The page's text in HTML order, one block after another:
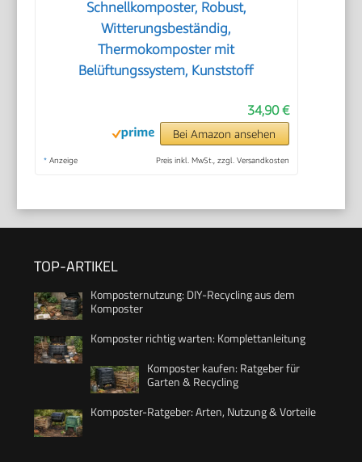
Schnellkomposter, Robust,
Witterungsbeständig,
Thermokomposter mit
Belüftungssystem, Kunststoff
34,90 €
Bei Amazon ansehen
* Anzeige Preis inkl. MwSt., zzgl. Versandkosten
TOP-ARTIKEL
Komposternutzung: DIY-Recycling aus dem
Komposter
Komposter richtig warten: Komplettanleitung
Komposter kaufen: Ratgeber für
Garten & Recycling
Komposter-Ratgeber: Arten, Nutzung & Vorteile